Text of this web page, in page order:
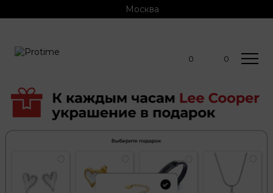
Москва
0 0